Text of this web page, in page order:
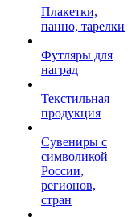
Плакетки,
панно, тарелки
Футляры для
наград
Текстильная
продукция
Сувениры с
символикой
России,
регионов,
стран